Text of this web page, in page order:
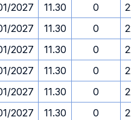
2027 11.30 0
2027 11.30 0
2027 11.30 0
2027 11.30 0
2027 11.30 0
2027 11.30 0